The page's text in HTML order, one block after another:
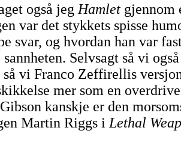
også jeg Hamletgjennom
var det stykkets spisse
svar, og hvordan han var
sannheten. Selvsagt så vi
så vi Franco Zeffirellis
mer som en
kanskje er den
Martin Riggs i Lethal